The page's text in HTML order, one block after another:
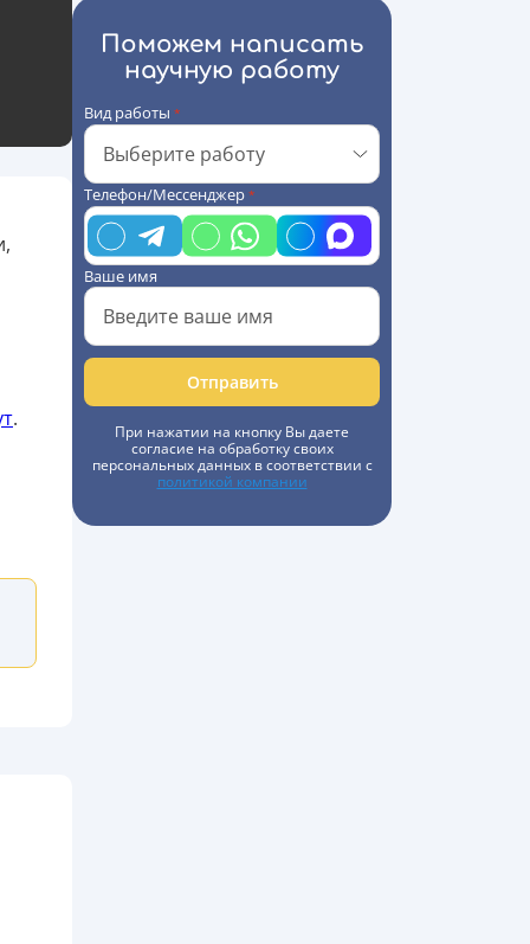
.
Поможем написать
научную работу
Вид работы *
Телефон/Мессенджер *
Ваше имя
Отправить
При нажатии на кнопку Вы даете
согласие на обработку своих
персональных данных в соответствии с
политикой компании